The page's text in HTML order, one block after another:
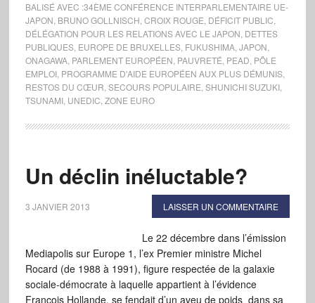
BALISÉ AVEC :34ÈME CONFÉRENCE INTERPARLEMENTAIRE UE-
JAPON BRUNO GOLLNISCH CROIX ROUGE DÉFICIT PUBLIC
DÉLÉGATION POUR LES RELATIONS AVEC LE JAPON DETTES
PUBLIQUES, EUROPE DE BRUXELLES, FUKUSHIMA, JAPON
ONAGAWA, PARLEMENT EUROPÉEN PAUVRETÉ PEAD PÔLE
EMPLOI, PROGRAMME D'AIDE EUROPÉEN AUX PLUS DÉMUNIS,
RESTOS DU CŒUR SECOURS POPULAIRE SHUNICHI SUZUKI,
TSUNAMI, UNEDIC ZONE EURO
Un déclin inéluctable?
3 JANVIER 2013 LAISSER UN COMMENTAIRE
Le 22 décembre dans l’émission
Mediapolis sur Europe 1, l’ex Premier ministre Michel
Rocard (de 1988 à 1991), figure respectée de la galaxie
sociale-démocrate à laquelle appartient à l’évidence
François Hollande, se fendait d’un aveu de poids dans sa